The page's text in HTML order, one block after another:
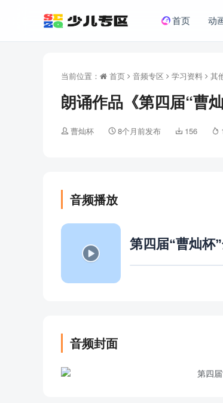
首页 动
当前位置： 首页 音频专区 学习资料 其
朗诵作品《第四届“曹
曹灿杯 8个月前发布 156
音频播放
第四届“曹灿杯
音频封面